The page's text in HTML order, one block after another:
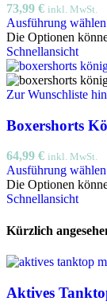
73,99 € inkl. MwSt.
Ausführung wählen
Die Optionen
Schnellansicht
Zur Wunschliste
Boxershorts
64,99 € inkl. MwSt.
Ausführung wählen
Die Optionen
Schnellansicht
Kürzlich
Aktives